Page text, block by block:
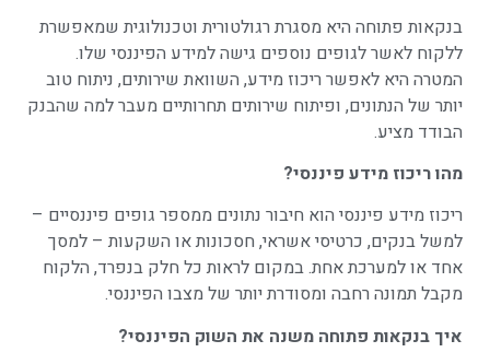
בנקאות פתוחה היא מסגרת רגולטורית וטכנולוגית שמאפשרת
ללקוח לאשר לגופים נוספים גישה למידע הפיננסי שלו.
המטרה היא לאפשר ריכוז מידע, השוואת שירותים, ניתוח טוב
יותר של הנתונים, ופיתוח שירותים תחרותיים מעבר למה שהבנק
הבודד מציע.
מהו ריכוז מידע פיננסי?
ריכוז מידע פיננסי הוא חיבור נתונים ממספר גופים פיננסיים –
למשל בנקים, כרטיסי אשראי, חסכונות או השקעות – למסך
אחד או למערכת אחת. במקום לראות כל חלק בנפרד, הלקוח
מקבל תמונה רחבה ומסודרת יותר של מצבו הפיננסי.
איך בנקאות פתוחה משנה את השוק הפיננסי?